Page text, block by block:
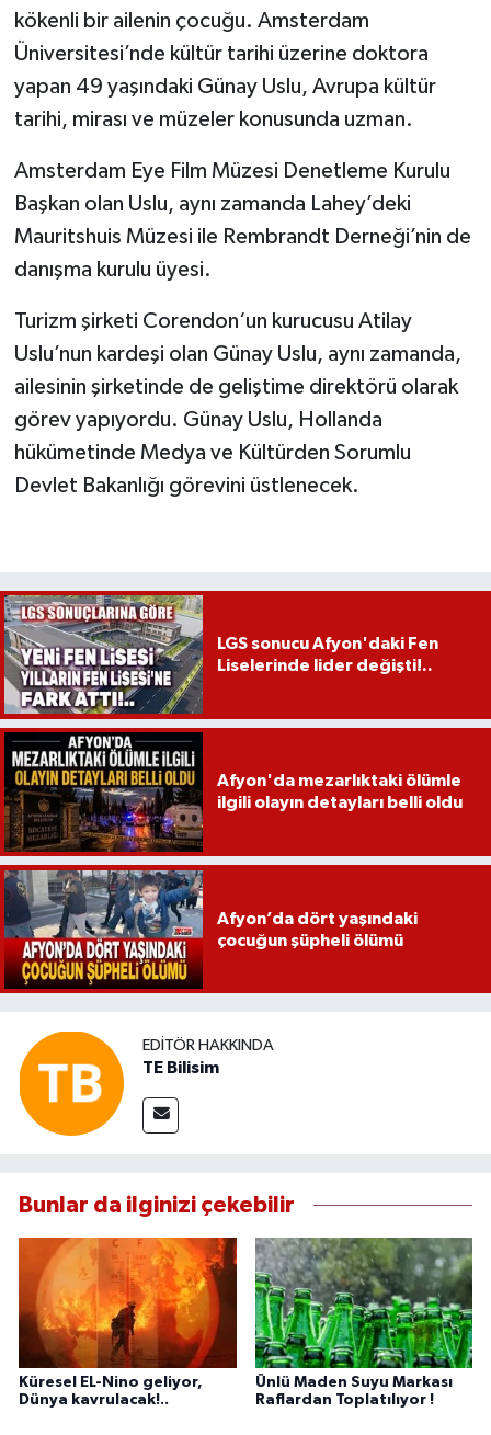
kökenli bir ailenin çocuğu. Amsterdam
Üniversitesi’nde kültür tarihi üzerine doktora
yapan 49 yaşındaki Günay Uslu, Avrupa kültür
tarihi, mirası ve müzeler konusunda uzman.
Amsterdam Eye Film Müzesi Denetleme Kurulu
Başkan olan Uslu, aynı zamanda Lahey’deki
Mauritshuis Müzesi ile Rembrandt Derneği’nin de
danışma kurulu üyesi.
Turizm şirketi Corendon‘un kurucusu Atilay
Uslu’nun kardeşi olan Günay Uslu, aynı zamanda,
ailesinin şirketinde de geliştime direktörü olarak
görev yapıyordu. Günay Uslu, Hollanda
hükümetinde Medya ve Kültürden Sorumlu
Devlet Bakanlığı görevini üstlenecek.
LGS sonucu Afyon'daki Fen
Liselerinde lider değişti!..
Afyon'da mezarlıktaki ölümle
ilgili olayın detayları belli oldu
Afyon’da dört yaşındaki
çocuğun şüpheli ölümü
EDITÖR HAKKINDA
TE Bilisim
Bunlar da ilginizi çekebilir
Küresel EL-Nino geliyor,
Dünya kavrulacak!..
Ünlü Maden Suyu Markası
Raflardan Toplatılıyor !